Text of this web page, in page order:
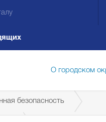
О городском
безопасность